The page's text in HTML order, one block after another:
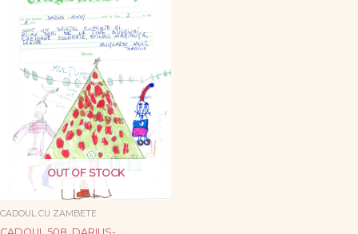
OUT OF STOCK
CADOUL CU ZAMBETE